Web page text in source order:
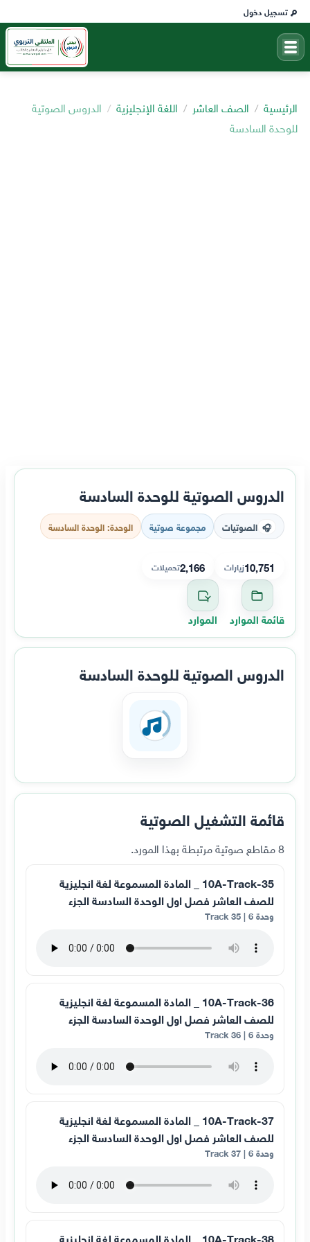
تسجيل دخول
الرئيسية الصف العاشر اللغة الإنجليزية
الدروس الصوتية
للوحدة السادسة
الدروس الصوتية للوحدة السادسة
🎧 الصوتيات مجموعة صوتية الوحدة: الوحدة السادسة
10,751زيارات 2,166تحميلات
قائمة الموارد الموارد
الدروس الصوتية للوحدة السادسة
قائمة التشغيل الصوتية
8 مقاطع صوتية مرتبطة بهذا المورد.
10A-Track-35 _ المادة المسموعة لغة انجليزية
للصف العاشر فصل اول الوحدة السادسة الجزء
وحدة 6 | Track 35
10A-Track-36 _ المادة المسموعة لغة انجليزية
للصف العاشر فصل اول الوحدة السادسة الجزء
وحدة 6 | Track 36
10A-Track-37 _ المادة المسموعة لغة انجليزية
للصف العاشر فصل اول الوحدة السادسة الجزء
وحدة 6 | Track 37
10A-Track-38 _ المادة المسموعة لغة انجليزية